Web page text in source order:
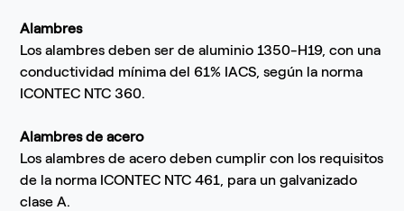
Alambres
Los alambres deben ser de aluminio 1350-H19, con una
conductividad mínima del 61% IACS, según la norma
ICONTEC NTC 360.
Alambres de acero
Los alambres de acero deben cumplir con los requisitos
de la norma ICONTEC NTC 461, para un galvanizado
clase A.